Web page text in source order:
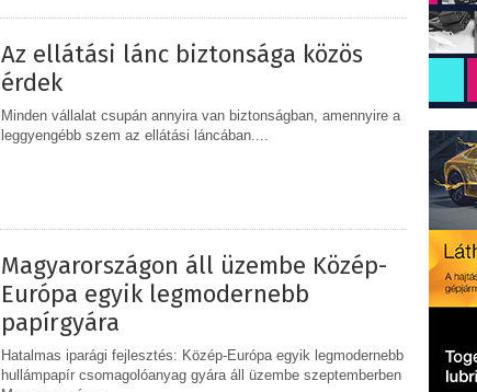
Az ellátási lánc biztonsága közös
érdek
Minden vállalat csupán annyira van biztonságban, amennyire a
leggyengébb szem az ellátási láncában....
Magyarországon áll üzembe Közép-
Európa egyik legmodernebb
papírgyára
Hatalmas iparági fejlesztés: Közép-Európa egyik legmodernebb
hullámpapír csomagolóanyag gyára áll üzembe szeptemberben